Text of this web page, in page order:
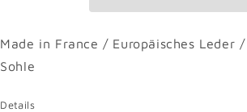
Made in France / Europäisches Leder
Sohle
Details